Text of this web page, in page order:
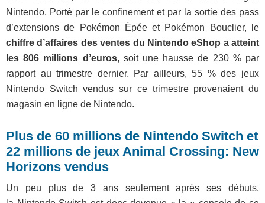
Nintendo. Porté par le confinement et par la sortie des pass
d’extensions de Pokémon Épée et Pokémon Bouclier, le
chiffre d’affaires des ventes du Nintendo eShop a atteint
les 806 millions d’euros, soit une hausse de 230 % par
rapport au trimestre dernier. Par ailleurs, 55 % des jeux
Nintendo Switch vendus sur ce trimestre provenaient du
magasin en ligne de Nintendo.
Plus de 60 millions de Nintendo Switch et
22 millions de jeux Animal Crossing: New
Horizons vendus
Un peu plus de 3 ans seulement après ses débuts,